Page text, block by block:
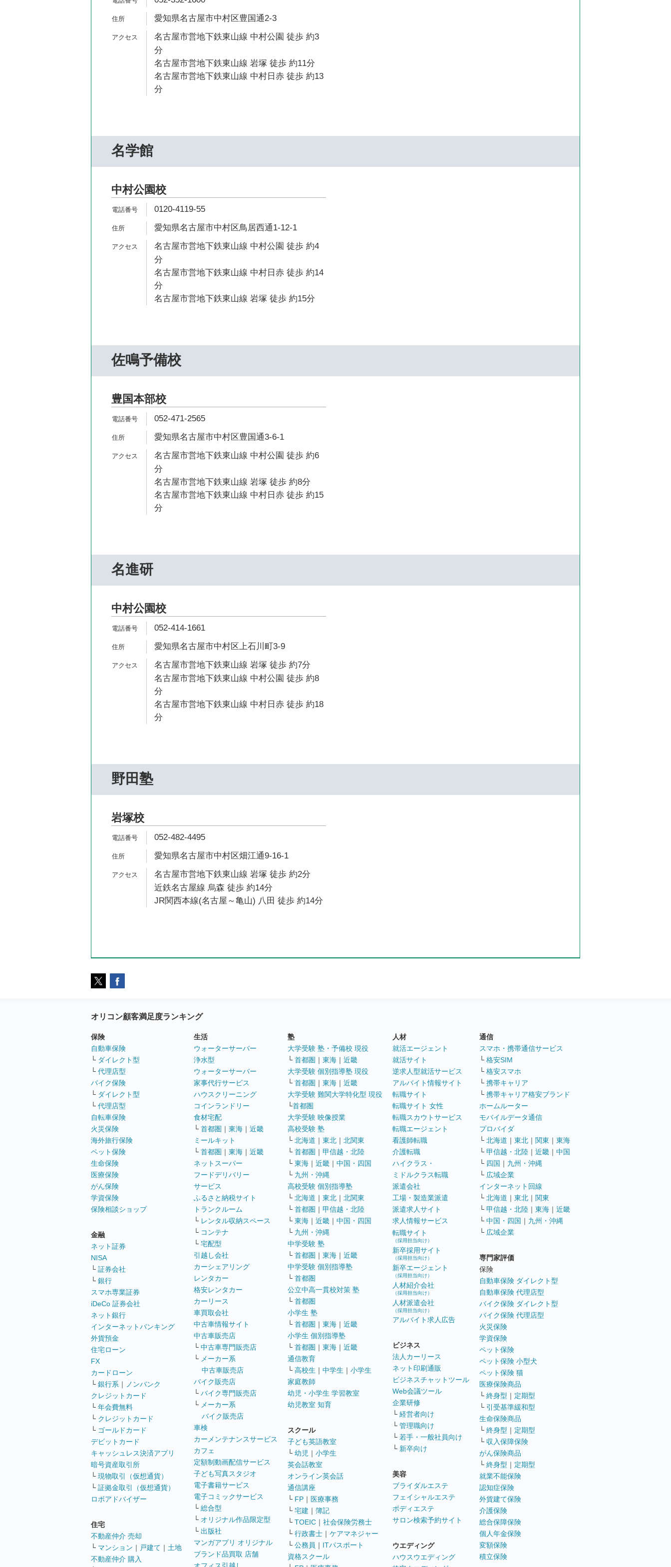
愛知県名古屋市中村区豊国通2-3
名古屋市営地下鉄東山線 中村公園 徒歩 約3
分
名古屋市営地下鉄東山線 岩塚 徒歩 約11分
名古屋市営地下鉄東山線 中村日赤 徒歩 約13
分
名学館
中村公園校
0120-4119-55
愛知県名古屋市中村区鳥居西通1-12-1
名古屋市営地下鉄東山線 中村公園 徒歩 約4
分
名古屋市営地下鉄東山線 中村日赤 徒歩 約14
分
名古屋市営地下鉄東山線 岩塚 徒歩 約15分
佐鳴予備校
豊国本部校
052-471-2565
愛知県名古屋市中村区豊国通3-6-1
名古屋市営地下鉄東山線 中村公園 徒歩 約6
分
名古屋市営地下鉄東山線 岩塚 徒歩 約8分
名古屋市営地下鉄東山線 中村日赤 徒歩 約15
分
名進研
中村公園校
052-414-1661
愛知県名古屋市中村区上石川町3-9
名古屋市営地下鉄東山線 岩塚 徒歩 約7分
名古屋市営地下鉄東山線 中村公園 徒歩 約8
分
名古屋市営地下鉄東山線 中村日赤 徒歩 約18
分
野田塾
岩塚校
052-482-4495
愛知県名古屋市中村区畑江通9-16-1
名古屋市営地下鉄東山線 岩塚 徒歩 約2分
近鉄名古屋線 烏森 徒歩 約14分
JR関西本線(名古屋～亀山) 八田 徒歩 約14分
オリコン顧客満足度ランキング
保険
自動車保険
└ ダイレクト型
└ 代理店型
バイク保険
└ ダイレクト型
└ 代理店型
自転車保険
火災保険
海外旅行保険
ペット保険
生命保険
医療保険
がん保険
学資保険
保険相談ショップ
金融
ネット証券
NISA
└ 証券会社
└ 銀行
スマホ専業証券
iDeCo 証券会社
ネット銀行
インターネットバンキング
外貨預金
住宅ローン
FX
カードローン
└ 銀行系 ｜
ノンバンク
クレジットカード
└ 年会費無料
└ クレジットカード
└ ゴールドカード
デビットカード
キャッシュレス決済アプリ
暗号資産取引所
└ 現物取引（仮想通貨）
└ 証拠金取引（仮想通貨）
ロボアドバイザー
住宅
不動産仲介 売却
└ マンション ｜ 戸建て ｜ 土地
不動産仲介 購入
生活
ウォーターサーバー
浄水型
ウォーターサーバー
家事代行サービス
ハウスクリーニング
コインランドリー
食材宅配
└ 首都圏 ｜ 東海 ｜ 近畿
ミールキット
└ 首都圏 ｜ 東海 ｜ 近畿
ネットスーパー
フードデリバリー
サービス
ふるさと納税サイト
トランクルーム
└ レンタル収納スペース
└ コンテナ
└ 宅配型
引越し会社
カーシェアリング
レンタカー
格安レンタカー
カーリース
車買取会社
中古車情報サイト
中古車販売店
└ 中古車専門販売店
└ メーカー系
中古車販売店
バイク販売店
└ バイク専門販売店
└ メーカー系
バイク販売店
車検
カーメンテナンスサービス
カフェ
定額制動画配信サービス
子ども写真スタジオ
電子書籍サービス
電子コミックサービス
└ 総合型
└ オリジナル作品限定型
└ 出版社
マンガアプリ オリジナル
ブランド品買取 店舗
塾
大学受験 塾・予備校 現役
└ 首都圏 ｜ 東海 ｜ 近畿
大学受験 個別指導塾 現役
└ 首都圏 ｜ 東海 ｜ 近畿
大学受験 難関大学特化型 現役
└首都圏
大学受験 映像授業
高校受験 塾
└ 北海道 ｜ 東北 ｜ 北関東
└ 首都圏 ｜ 甲信越・北陸
└ 東海 ｜ 近畿 ｜ 中国・四国
└ 九州・沖縄
高校受験 個別指導塾
└ 北海道 ｜ 東北 ｜ 北関東
└ 首都圏 ｜ 甲信越・北陸
└ 東海 ｜ 近畿 ｜ 中国・四国
└ 九州・沖縄
中学受験 塾
└ 首都圏 ｜ 東海 ｜ 近畿
中学受験 個別指導塾
└ 首都圏
公立中高一貫校対策 塾
└ 首都圏
小学生 塾
└ 首都圏 ｜ 東海 ｜ 近畿
小学生 個別指導塾
└ 首都圏 ｜ 東海 ｜ 近畿
通信教育
└ 高校生 ｜ 中学生 ｜ 小学生
家庭教師
幼児・小学生 学習教室
幼児教室 知育
スクール
子ども英語教室
└ 幼児 ｜ 小学生
英会話教室
オンライン英会話
通信講座
└ FP ｜ 医療事務
└ 宅建 ｜ 簿記
└ TOEIC ｜ 社会保険労務士
└ 行政書士 ｜ ケアマネジャー
└ 公務員 ｜ ITパスポート
資格スクール
人材
就活エージェント
就活サイト
逆求人型就活サービス
アルバイト情報サイト
転職サイト
転職サイト 女性
転職スカウトサービス
転職エージェント
看護師転職
介護転職
ハイクラス・
ミドルクラス転職
派遣会社
工場・製造業派遣
派遣求人サイト
求人情報サービス
転職サイト
（採用担当向け）
新卒採用サイト
（採用担当向け）
新卒エージェント
（採用担当向け）
人材紹介会社
（採用担当向け）
人材派遣会社
（採用担当向け）
アルバイト求人広告
ビジネス
法人カーリース
ネット印刷通販
ビジネスチャットツール
Web会議ツール
企業研修
└ 経営者向け
└ 管理職向け
└ 若手・一般社員向け
└ 新卒向け
美容
ブライダルエステ
フェイシャルエステ
ボディエステ
サロン検索予約サイト
ウエディング
ハウスウエディング
通信
スマホ・携帯通信サービス
└ 格安SIM
└ 格安スマホ
└ 携帯キャリア
└ 携帯キャリア格安ブランド
ホームルーター
モバイルデータ通信
プロバイダ
└ 北海道 ｜ 東北 ｜ 関東 ｜ 東海
└ 甲信越・北陸 ｜ 近畿 ｜ 中国
└ 四国 ｜ 九州・沖縄
└ 広域企業
インターネット回線
└ 北海道 ｜ 東北 ｜ 関東
└ 甲信越・北陸 ｜ 東海 ｜ 近畿
└ 中国・四国 ｜ 九州・沖縄
└ 広域企業
専門家評価
保険
自動車保険 ダイレクト型
自動車保険 代理店型
バイク保険 ダイレクト型
バイク保険 代理店型
火災保険
学資保険
ペット保険
ペット保険 小型犬
ペット保険 猫
医療保険商品
└ 終身型 ｜ 定期型
└ 引受基準緩和型
生命保険商品
└ 終身型 ｜ 定期型
└ 収入保障保険
がん保険商品
└ 終身型 ｜ 定期型
就業不能保険
認知症保険
外貨建て保険
介護保険
総合保障保険
個人年金保険
変額保険
積立保険